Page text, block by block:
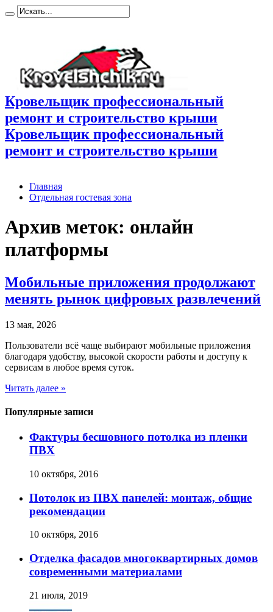
Кровельщик профессиональный
ремонт и строительство крыши
Кровельщик профессиональный
ремонт и строительство крыши
Главная
Отдельная гостевая зона
Архив меток: онлайн
платформы
Мобильные приложения продолжают
менять рынок цифровых развлечений
13 мая, 2026
Пользователи всё чаще выбирают мобильные приложения
благодаря удобству, высокой скорости работы и доступу к
сервисам в любое время суток.
Читать далее »
Популярные записи
Фактуры бесшовного потолка из пленки
ПВХ
10 октября, 2016
Потолок из ПВХ панелей: монтаж, общие
рекомендации
10 октября, 2016
Отделка фасадов многоквартирных домов
современными материалами
21 июля, 2019